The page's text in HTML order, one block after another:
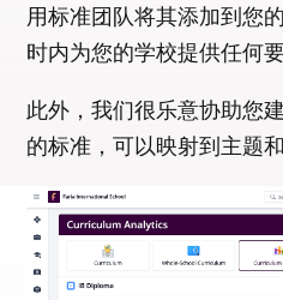
用标准团队将其添加到您
时内为您的学校提供​​任何
此外，我们很乐意协助您
的标准，可以映射到主题